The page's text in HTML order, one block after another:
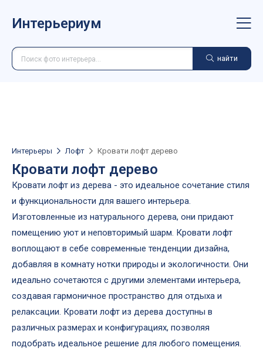
Интерьериум
найти
Интерьеры Лофт Кровати лофт дерево
Кровати лофт дерево
Кровати лофт из дерева - это идеальное сочетание стиля
и функциональности для вашего интерьера.
Изготовленные из натурального дерева, они придают
помещению уют и неповторимый шарм. Кровати лофт
воплощают в себе современные тенденции дизайна,
добавляя в комнату нотки природы и экологичности. Они
идеально сочетаются с другими элементами интерьера,
создавая гармоничное пространство для отдыха и
релаксации. Кровати лофт из дерева доступны в
различных размерах и конфигурациях, позволяя
подобрать идеальное решение для любого помещения.